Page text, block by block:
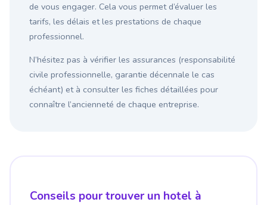
de vous engager. Cela vous permet d’évaluer les
tarifs, les délais et les prestations de chaque
professionnel.
N’hésitez pas à vérifier les assurances (responsabilité
civile professionnelle, garantie décennale le cas
échéant) et à consulter les fiches détaillées pour
connaître l’ancienneté de chaque entreprise.
Conseils pour trouver un hotel à